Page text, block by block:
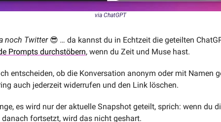
via ChatGPT
noch Twitter 😎 … da kannst du in Echtzeit die geteilten
Prompts durchstöbern, wenn du Zeit und Muse hast.
entscheiden, ob die Konversation anonym oder mit Namen
auch jederzeit widerrufen und den Link löschen.
es wird nur der aktuelle Snapshot geteilt, sprich: wenn du
fortsetzt, wird das nicht geshart.